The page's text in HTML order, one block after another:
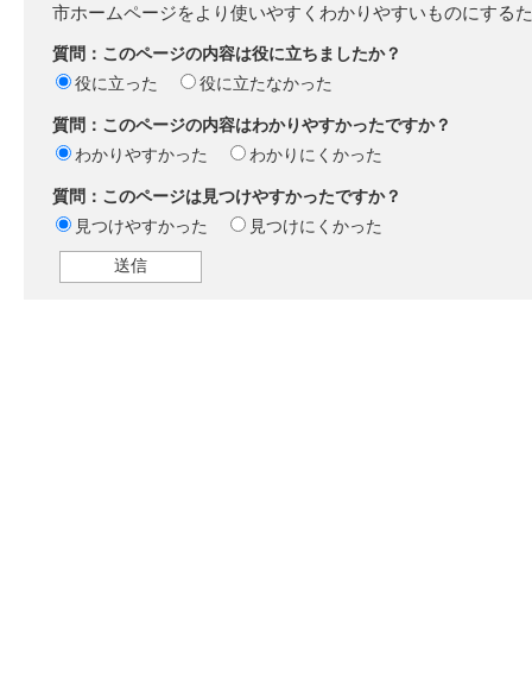
市ホームページをより使いやすくわかりやすいものにする
質問：このページの内容は役に立ちましたか？
役に立った
役に立たなかった
質問：このページの内容はわかりやすかったですか？
わかりやすかった
わかりにくかった
質問：このページは見つけやすかったですか？
見つけやすかった
見つけにくかった